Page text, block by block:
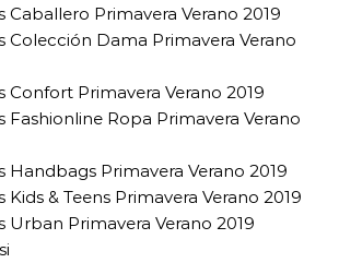
Caballero Primavera Verano 2019
Colección Dama Primavera Verano
Confort Primavera Verano 2019
Fashionline Ropa Primavera Verano
Handbags Primavera Verano 2019
Kids & Teens Primavera Verano 2019
Urban Primavera Verano 2019